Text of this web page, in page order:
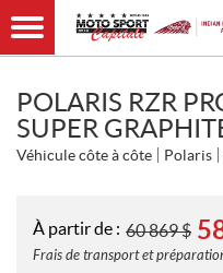
POLARIS RZR
SUPER
Véhicule côte à côte Polaris
À partir de : 60 869$
Frais de transport et